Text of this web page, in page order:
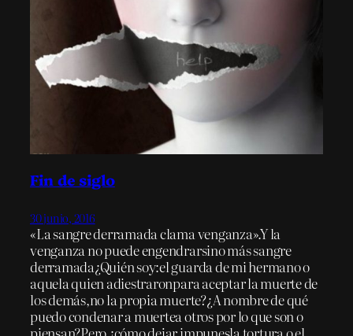
Fin de siglo
30 junio, 2016
«La sangre derramada clama venganza».Y la
venganza no puede engendrarsino más sangre
derramada¿Quién soy:el guarda de mi hermano o
aquela quien adiestraronpara aceptar la muerte de
los demás,no la propia muerte?¿A nombre de qué
puedo condenar a muertea otros por lo que son o